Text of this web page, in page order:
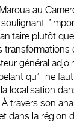
au
plutôt
transformations
général
qu’il ne
localisation
travers son
dans la région